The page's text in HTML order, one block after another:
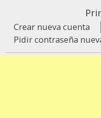
Crear nueva cuenta
Pidir contraseña